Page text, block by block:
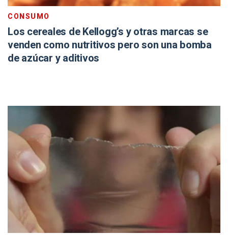
CONSUMO
Los cereales de Kellogg’s y otras marcas se
venden como nutritivos pero son una bomba
de azúcar y aditivos